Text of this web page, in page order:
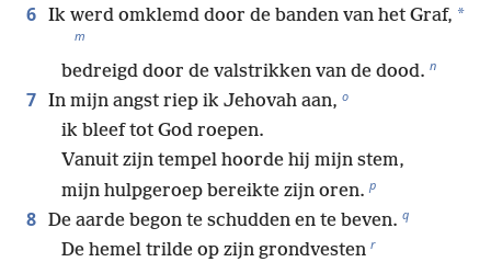
6 Ik werd omklemd door de banden van het Graf, *
m
bedreigd door de valstrikken van de dood. n
7 In mijn angst riep ik Jehovah aan, o
ik bleef tot God roepen.
Vanuit zijn tempel hoorde hij mijn stem,
mijn hulpgeroep bereikte zijn oren. p
8 De aarde begon te schudden en te beven. q
De hemel trilde op zijn grondvesten r